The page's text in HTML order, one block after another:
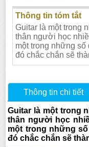
Thông tin tóm tắt
Guitar là một trong
thân người học
một trong những
đó chắc chắn sẽ
Thông tin chi tiết
Guitar là một trong
thân người học
một trong những
đó chắc chắn sẽ